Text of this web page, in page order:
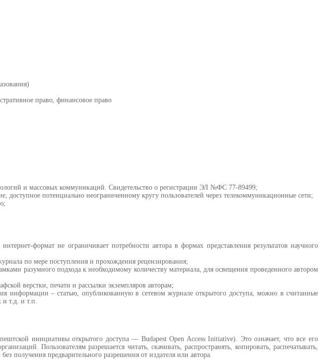
право, финансовое право
и массовых коммуникаций. Свидетельство о регистрации ЭЛ №ФС 77-89499;
потенциально неограниченному кругу пользователей через телекоммуникационные сети;
формат не ограничивает потребности автора в формах представления результатов научного
по мере поступления и прохождения рецензирования;
разумного подхода к необходимому количеству материала, для освещения проведенного автором
верстки, печати и рассылки экземпляров авторам;
информации – статью, опубликованную в сетевом журнале открытого доступа, можно в считанные
и т.д. и т.п.
инициативы открытого доступа — Budapest Open Access Initiative). Это означает, что все его
Пользователям разрешается читать, скачивать, распространять, копировать, распечатывать,
получения предварительного разрешения от издателя или автора.